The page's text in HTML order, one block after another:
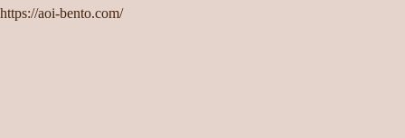
https://aoi-bento.com/